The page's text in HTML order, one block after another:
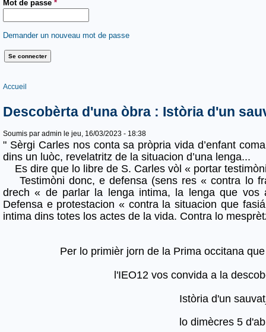
Mot de passe *
Demander un nouveau mot de passe
Vous êtes ici
Accueil
Descobèrta d'una òbra : Istòria d'un
Soumis par admin le jeu, 16/03/2023 - 18:38
" Sèrgi Carles nos conta sa pròpria vida d’enfant
dins un luòc, revelatritz de la situacion d’una lenga...
Es dire que lo libre de S. Carles vòl « portar
Testimòni donc, e defensa (sens res « contra lo
drech « de parlar la lenga intima, la lenga que vos
Defensa e protestacion « contra la situacion que
intima dins totes los actes de la vida. Contra lo
Per lo primièr jorn de la Prima occitana
l'IEO12 vos convida a la
Istòria d'un
lo dimècres 5